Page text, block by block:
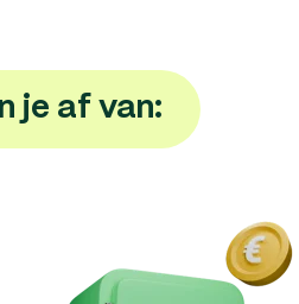
je af van: